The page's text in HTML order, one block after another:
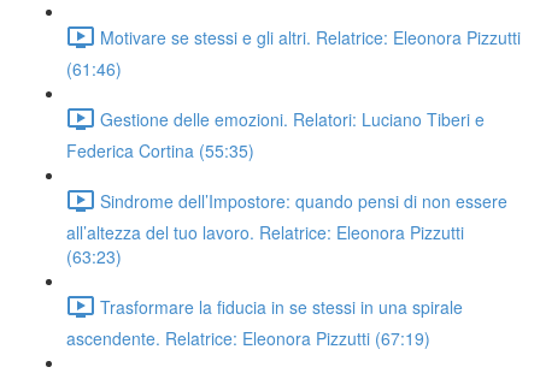
Motivare se stessi e gli altri. Relatrice: Eleonora Pizzutti
(61:46)
Gestione delle emozioni. Relatori: Luciano Tiberi e
Federica Cortina (55:35)
Sindrome dell’Impostore: quando pensi di non essere
all’altezza del tuo lavoro. Relatrice: Eleonora Pizzutti
(63:23)
Trasformare la fiducia in se stessi in una spirale
ascendente. Relatrice: Eleonora Pizzutti (67:19)